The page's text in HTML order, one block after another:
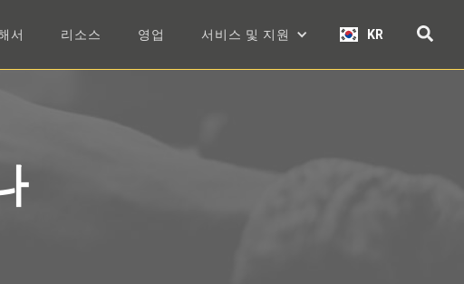
서 리소스 영업 서비스 및 지원 KR